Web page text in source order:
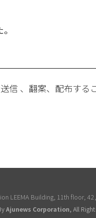
信 、翻案、配布する
LEEMA Building, 11th floor,
Ajunews Corporation, All